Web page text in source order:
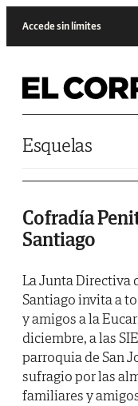
Accede sin límites
Esquelas
Cofradía
Santiago
La Junta Directiva
Santiago invita a
y amigos a la
diciembre, a las
parroquia de San
sufragio por las
familiares y